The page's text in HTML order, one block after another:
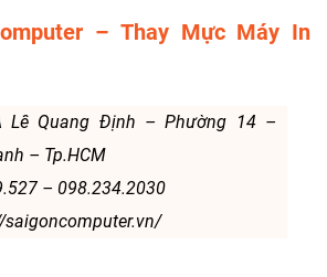
– Thay Mực Máy In
Lê Quang Định – Phường 14 –
– Tp.HCM
– 098.234.2030
saigoncomputer.vn/